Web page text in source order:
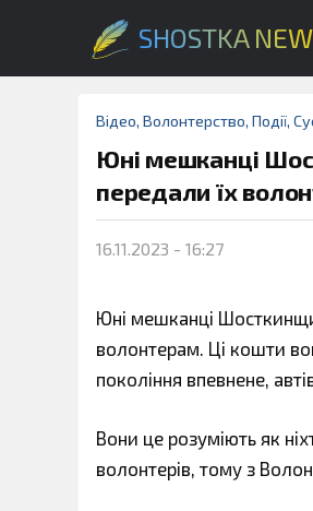
SHOSTKA
Відео, Волонтерство, Події,
Юні мешканці
передали їх
16.11.2023 - 16:27
Юні мешканці
волонтерам. Ці кошти
покоління впевнене,
Вони це розуміють як
волонтерів, тому з